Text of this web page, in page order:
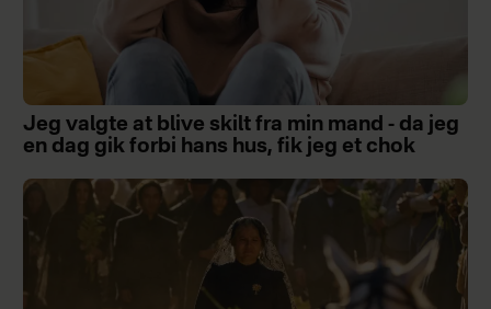
Jeg valgte at blive skilt fra min mand - da jeg
en dag gik forbi hans hus, fik jeg et chok